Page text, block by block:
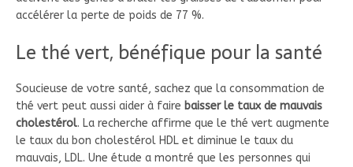
accélérer la perte de poids de 77 %.
Le thé vert, bénéfique pour la santé
Soucieuse de votre santé, sachez que la consommation de
thé vert peut aussi aider à faire baisser le taux de mauvais
cholestérol. La recherche affirme que le thé vert augmente
le taux du bon cholestérol HDL et diminue le taux du
mauvais, LDL. Une étude a montré que les personnes qui